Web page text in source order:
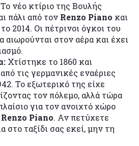
Το νέο κτίριο της Βουλής
πάλι από τον Renzo Piano και
2014. Οι πέτρινοι όγκοι του
αιωρούνται στον αέρα και έχει
Χτίστηκε το 1860 και
τις γερμανικές εναέριες
Το εξωτερικό της είχε
τον πόλεμο, αλλά τώρα
για τον ανοιχτό χώρο
Renzo Piano. Αν πετύχετε
στο ταξίδι σας εκεί, μην τη